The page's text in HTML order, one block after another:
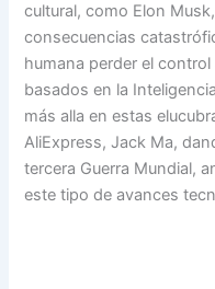
cultural, como Elon
consecuencias
humana perder el
basados en la
más alla en estas
AliExpress, Jack Ma,
tercera Guerra Mundial,
este tipo de avances